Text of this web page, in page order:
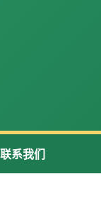
联系我们